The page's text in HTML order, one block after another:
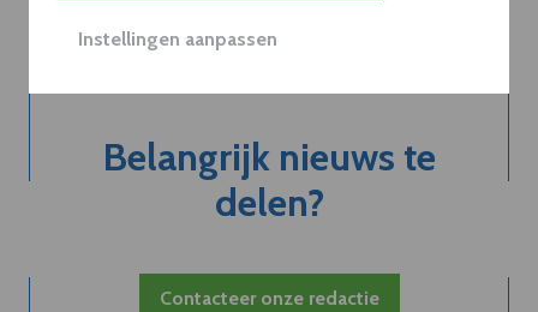
Instellingen aanpassen
Belangrijk nieuws te
delen?
Contacteer onze redactie